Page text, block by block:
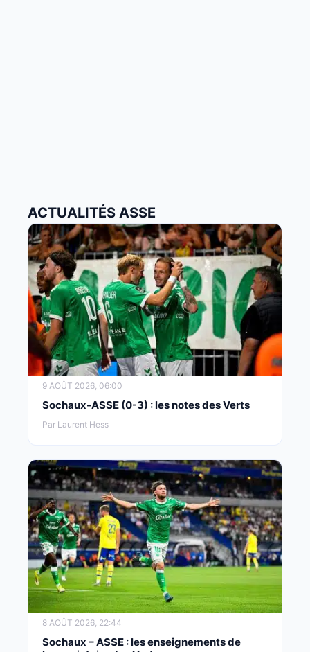
ACTUALITÉS ASSE
9 AOÛT 2026, 06:00
Sochaux-ASSE (0-3) : les notes des Verts
Par Laurent Hess
8 AOÛT 2026, 22:44
Sochaux – ASSE : les enseignements de